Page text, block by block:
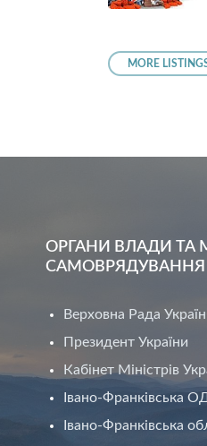
MORE
ОРГАНИ ВЛАДИ ТА
САМОВРЯДУВАННЯ
Верховна Рада
Президент України
Кабінет Міністрів
Івано-Франківська
Івано-Франківська